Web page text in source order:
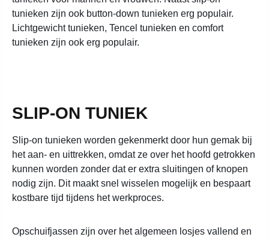
tunieken zijn ook button-down tunieken erg populair.
Lichtgewicht tunieken, Tencel tunieken en comfort
tunieken zijn ook erg populair.
SLIP-ON TUNIEK
Slip-on tunieken worden gekenmerkt door hun gemak bij
het aan- en uittrekken, omdat ze over het hoofd getrokken
kunnen worden zonder dat er extra sluitingen of knopen
nodig zijn. Dit maakt snel wisselen mogelijk en bespaart
kostbare tijd tijdens het werkproces.
Opschuifjassen zijn over het algemeen losjes vallend en